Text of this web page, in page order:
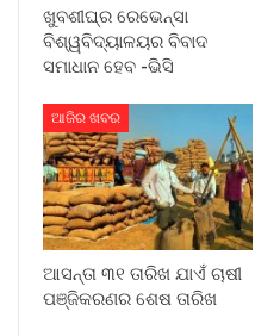
ଖୁବଶୀଘ୍ର ରେଭେନ୍ସା
ବିଶ୍ୱବିଦ୍ୟାଳୟର ବିବାଦ
ସମାଧାନ ହେବ -ଭିସି
ଆଜିର ଖବର
ଆସନ୍ତା ୩୧ ତାରିଖ ଯାଏଁ ଚାଷୀ
ପଞ୍ଜିକରଣର ଶେଷ ତାରିଖ